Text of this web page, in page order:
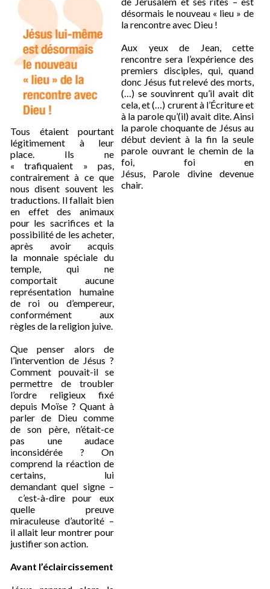
Tous étaient pourtant
légitimement à leur
place. Ils ne
« trafiquaient » pas,
contrairement à ce que
nous disent souvent les
traductions. Il fallait bien
en effet des animaux
pour les sacrifices et la
possibilité de les acheter,
après avoir acquis
la monnaie spéciale du
temple, qui ne
comportait aucune
représentation humaine
de roi ou d’empereur,
conformément aux
règles de la religion juive.
Que penser alors de
l’intervention de Jésus ?
Comment pouvait-il se
permettre de troubler
l’ordre religieux fixé
depuis Moïse ? Quant à
parler de Dieu comme
de son père, n’était-ce
pas une audace
inconsidérée ? On
comprend la réaction de
certains, lui
demandant quel signe –
c’est-à-dire pour eux
quelle preuve
miraculeuse d’autorité –
il allait leur montrer pour
justifier son action.
Avant l’éclaircissement
désormais le nouveau « lieu » de
la rencontre avec Dieu !
Aux yeux de Jean, cette
rencontre sera l’expérience des
premiers disciples, qui, quand
donc Jésus fut relevé des morts,
(…) se souvinrent qu’il avait dit
cela, et (…) crurent à l’Écriture et
à la parole qu’(il) avait dite. Ainsi
la parole choquante de Jésus au
début devient à la fin la seule
parole ouvrant le chemin de la
foi, foi en
Jésus, Parole divine devenue
chair.